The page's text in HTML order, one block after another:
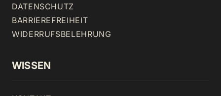
DATENSCHUTZ
BARRIEREFREIHEIT
WIDERRUFSBELEHRUNG
WISSEN